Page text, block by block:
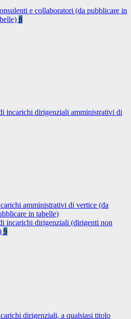
e collaboratori (da pubblicare in
8
incarichi dirigenziali amministrativi di
amministrativi di vertice (da
in tabelle)
incarichi dirigenziali (dirigenti non
9
dirigenziali, a qualsiasi titolo